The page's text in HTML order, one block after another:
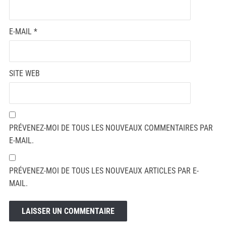
E-MAIL *
SITE WEB
PRÉVENEZ-MOI DE TOUS LES NOUVEAUX COMMENTAIRES PAR
E-MAIL.
PRÉVENEZ-MOI DE TOUS LES NOUVEAUX ARTICLES PAR E-
MAIL.